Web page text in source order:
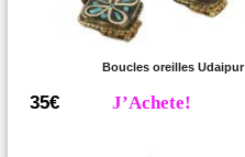
Boucles oreilles Udaipur
35€ J’Achete!